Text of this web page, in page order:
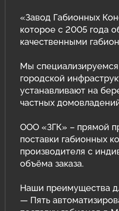
сетки
Сетка двойного кручения
габионов
Сетка сварная
Геоматы РЕКОН-М
Инструмент и
габионов
Геотехнические расчёты
Программный комплекс
Эрклёз для габионов
«Завод Габионных
которое с 2005 года
качественными
Мы специализируемся
городской
устанавливают на
частных
ООО «ЗГК» – прямой
поставки габионных
производителя с
объёма заказа.
Наши преимущества
— Пять